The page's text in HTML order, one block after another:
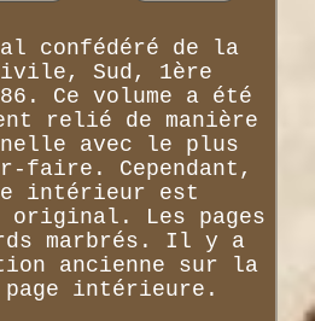
confédéré de la
Sud, 1ère
Ce volume a été
relié de manière
avec le plus
faire. Cependant,
intérieur est
original. Les pages
marbrés. Il y a
ancienne sur la
page intérieure.